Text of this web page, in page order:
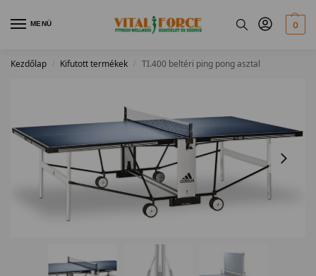
MENÜ 0
Kezdőlap / Kifutott termékek / TI.400 beltéri ping pong asztal